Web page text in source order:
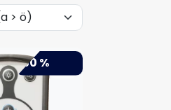
-50 %